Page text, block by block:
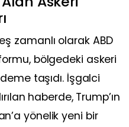
zamanlı olarak ABD
bölgedeki askeri
taşıdı. İşgalci
haberde, Trump’ın
yönelik yeni bir